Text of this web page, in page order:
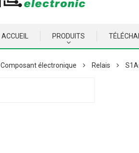
ACCUEIL PRODUITS
Composant électronique Relais